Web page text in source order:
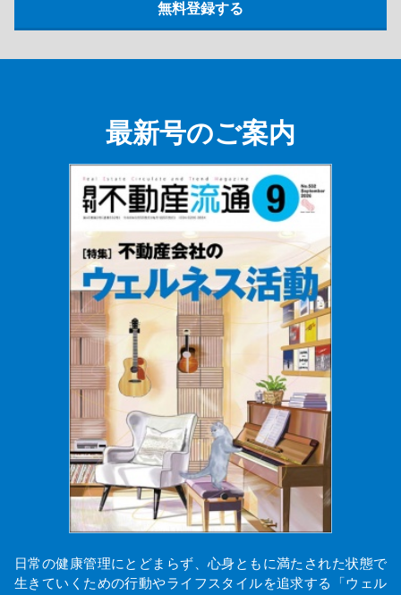
最新号のご案内
日常の健康管理にとどまらず、心身ともに満たされた状態で
生きていくための行動やライフスタイルを追求する「ウェル